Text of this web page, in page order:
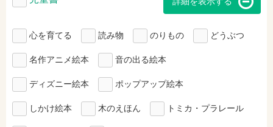
心を育てる 読み物 のりもの どうぶつ
名作アニメ絵本 音の出る絵本
ディズニー絵本 ポップアップ絵本
しかけ絵本 木のえほん トミカ・プラレール